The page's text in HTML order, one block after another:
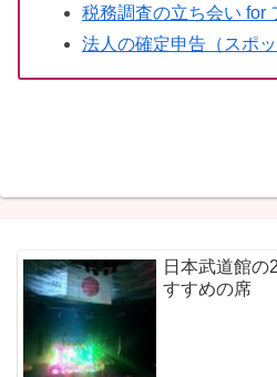
税務調査の立ち会い for
法人の確定申告（スポッ
日本武道館の
すすめの席